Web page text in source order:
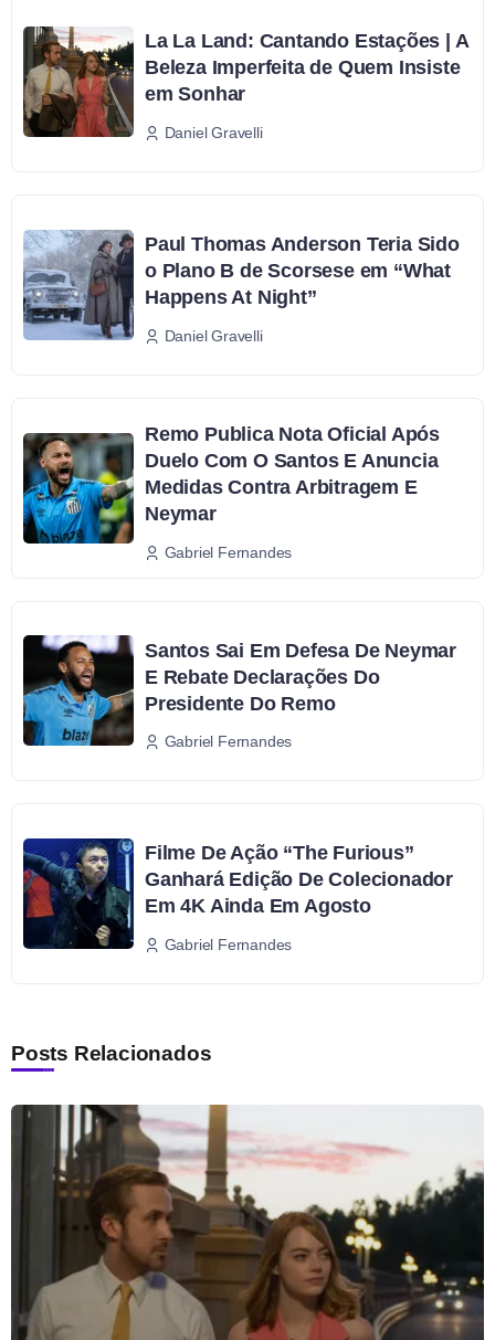
La La Land: Cantando Estações | A
Beleza Imperfeita de Quem Insiste
em Sonhar
Daniel Gravelli
Paul Thomas Anderson Teria Sido
o Plano B de Scorsese em “What
Happens At Night”
Daniel Gravelli
Remo Publica Nota Oficial Após
Duelo Com O Santos E Anuncia
Medidas Contra Arbitragem E
Neymar
Gabriel Fernandes
Santos Sai Em Defesa De Neymar
E Rebate Declarações Do
Presidente Do Remo
Gabriel Fernandes
Filme De Ação “The Furious”
Ganhará Edição De Colecionador
Em 4K Ainda Em Agosto
Gabriel Fernandes
Posts Relacionados